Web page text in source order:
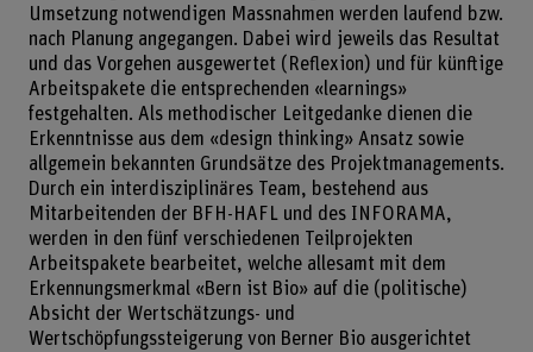
Umsetzung notwendigen Massnahmen werden laufend bzw.
nach Planung angegangen. Dabei wird jeweils das Resultat
und das Vorgehen ausgewertet (Reflexion) und für künftige
Arbeitspakete die entsprechenden «learnings»
festgehalten. Als methodischer Leitgedanke dienen die
Erkenntnisse aus dem «design thinking» Ansatz sowie
allgemein bekannten Grundsätze des Projektmanagements.
Durch ein interdisziplinäres Team, bestehend aus
Mitarbeitenden der BFH-HAFL und des INFORAMA,
werden in den fünf verschiedenen Teilprojekten
Arbeitspakete bearbeitet, welche allesamt mit dem
Erkennungsmerkmal «Bern ist Bio» auf die (politische)
Absicht der Wertschätzungs- und
Wertschöpfungssteigerung von Berner Bio ausgerichtet